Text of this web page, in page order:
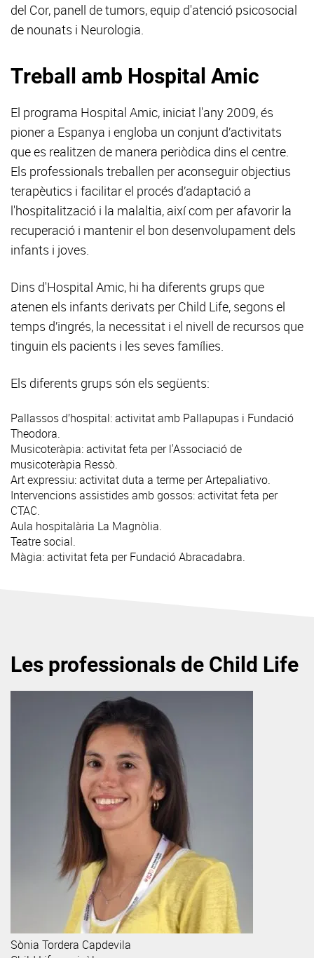
del Cor, panell de tumors, equip d'atenció psicosocial
de nounats i Neurologia.
Treball amb Hospital Amic
El programa Hospital Amic, iniciat l'any 2009, és
pioner a Espanya i engloba un conjunt d’activitats
que es realitzen de manera periòdica dins el centre.
Els professionals treballen per aconseguir objectius
terapèutics i facilitar el procés d’adaptació a
l'hospitalització i la malaltia, així com per afavorir la
recuperació i mantenir el bon desenvolupament dels
infants i joves.
Dins d'Hospital Amic, hi ha diferents grups que
atenen els infants derivats per Child Life, segons el
temps d’ingrés, la necessitat i el nivell de recursos que
tinguin els pacients i les seves famílies.
Els diferents grups són els següents:
Pallassos d’hospital: activitat amb Pallapupas i Fundació
Theodora.
Musicoteràpia: activitat feta per l'Associació de
musicoteràpia Ressò.
Art expressiu: activitat duta a terme per Artepaliativo.
Intervencions assistides amb gossos: activitat feta per
CTAC.
Aula hospitalària La Magnòlia.
Teatre social.
Màgia: activitat feta per Fundació Abracadabra.
Les professionals de Child Life
Sònia Tordera Capdevila